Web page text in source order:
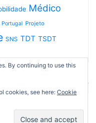
Médico
Portugal Projeto
SNS TDT TSDT
By continuing to use this
cookies, see here: Cookie